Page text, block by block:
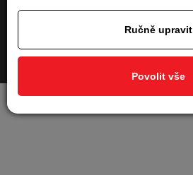
Ručně upravit
Povolit vše
Informace pro spotřebitele
Ochrana osobních údajů - GDPR
Developed by